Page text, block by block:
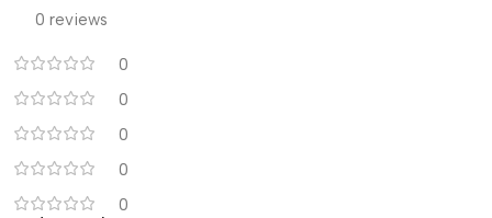
0 reviews
0
0
0
0
0